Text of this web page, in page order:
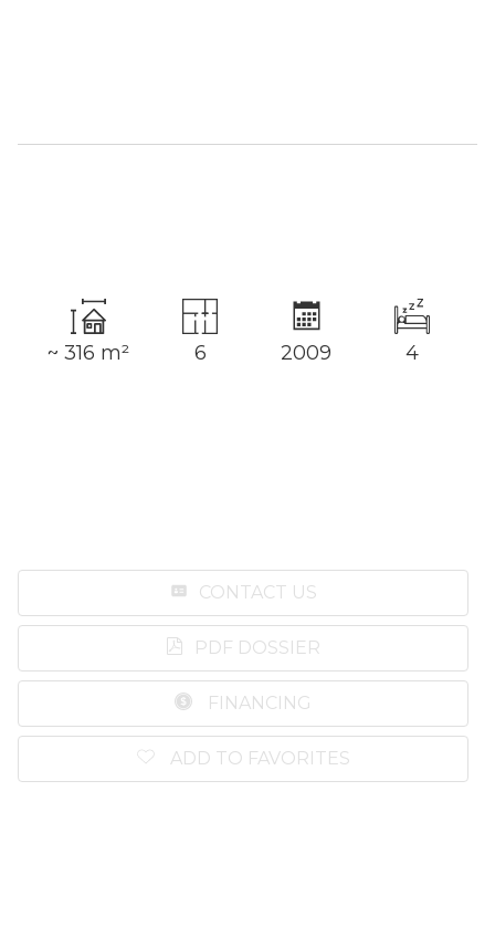
CONTACT US
PDF DOSSIER
FINANCING
ADD TO FAVORITES
~ 316 m² 6 2009 4